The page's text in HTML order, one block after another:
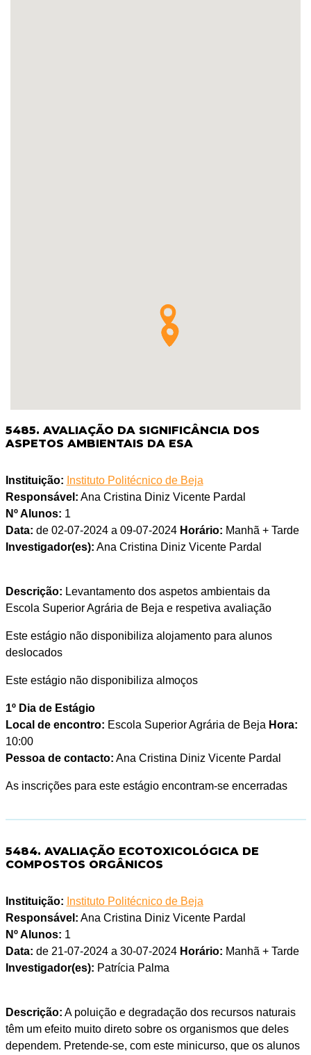
5485. AVALIAÇÃO DA SIGNIFICÂNCIA DOS
ASPETOS AMBIENTAIS DA ESA
Instituição: Instituto Politécnico de Beja
Responsável: Ana Cristina Diniz Vicente Pardal
Nº Alunos: 1
Data: de 02-07-2024 a 09-07-2024 Horário: Manhã + Tarde
Investigador(es): Ana Cristina Diniz Vicente Pardal
Descrição: Levantamento dos aspetos ambientais da
Escola Superior Agrária de Beja e respetiva avaliação
Este estágio não disponibiliza alojamento para alunos
deslocados
Este estágio não disponibiliza almoços
1º Dia de Estágio
Local de encontro: Escola Superior Agrária de Beja Hora:
10:00
Pessoa de contacto: Ana Cristina Diniz Vicente Pardal
As inscrições para este estágio encontram-se encerradas
5484. AVALIAÇÃO ECOTOXICOLÓGICA DE
COMPOSTOS ORGÂNICOS
Instituição: Instituto Politécnico de Beja
Responsável: Ana Cristina Diniz Vicente Pardal
Nº Alunos: 1
Data: de 21-07-2024 a 30-07-2024 Horário: Manhã + Tarde
Investigador(es): Patrícia Palma
Descrição: A poluição e degradação dos recursos naturais
têm um efeito muito direto sobre os organismos que deles
dependem. Pretende-se, com este minicurso, que os alunos